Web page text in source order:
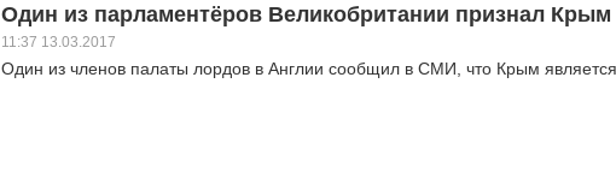
Один из парламентёров Великобритании признал Крым
11:37 13.03.2017
Один из членов палаты лордов в Англии сообщил в СМИ, что Крым является